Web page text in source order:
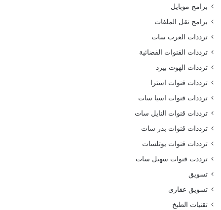
برامج موبايل
برامج نقل الملفات
ترددات العرب سات
ترددات القنوات الفضائية
ترددات الهوت بيرد
ترددات قنوات استرا
ترددات قنوات اسيا سات
ترددات قنوات النايل سات
ترددات قنوات بدر سات
ترددات قنوات يوتلسات
ترددت قنوات سهيل سات
تسويق
تسويق عقاري
تقنيات الطبخ